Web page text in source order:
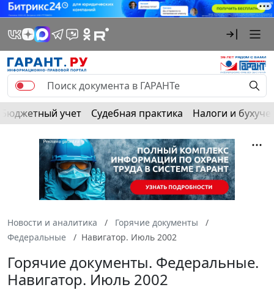
Бюджетный учет Судебная практика Налоги и
Новости и аналитика
Горячие документы
Федеральные
Навигатор. Июль 2002
Горячие документы. Федеральные.
Навигатор. Июль 2002